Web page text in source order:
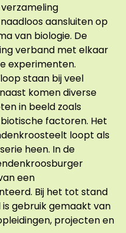
aansluiten op
van biologie. De
verband met elkaar
experimenten.
staan bij veel
komen diverse
in beeld zoals
factoren. Het
loopt als
heen. In de
een
Bij het tot stand
gebruik gemaakt van
projecten en